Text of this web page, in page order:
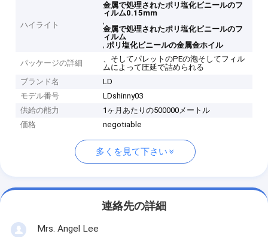
ハイライト
金属で処理されたポリ塩化ビニールのフ
ィルム0.15mm
,
金属で処理されたポリ塩化ビニールのフ
ィルム
, ポリ塩化ビニールの金属金ホイル
パッケージの詳細
、そしてパレットのPEの泡そしてフィル
ムによって圧延で詰められる
ブランド名
LD
モデル番号
LDshinny03
供給の能力
1ヶ月あたりの500000メートル
価格
negotiable
多くを見て下さい
連絡先の詳細
Mrs. Angel Lee